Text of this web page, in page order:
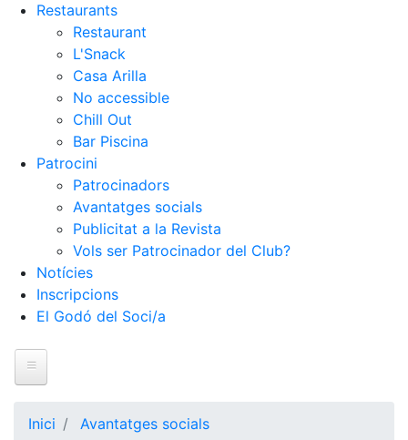
Restaurants
Restaurant
L'Snack
Casa Arilla
No accessible
Chill Out
Bar Piscina
Patrocini
Patrocinadors
Avantatges socials
Publicitat a la Revista
Vols ser Patrocinador del Club?
Notícies
Inscripcions
El Godó del Soci/a
Inici Avantatges socials